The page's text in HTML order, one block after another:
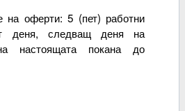
на оферти: 5 (пет) работни
деня, следващ деня на
настоящата покана до